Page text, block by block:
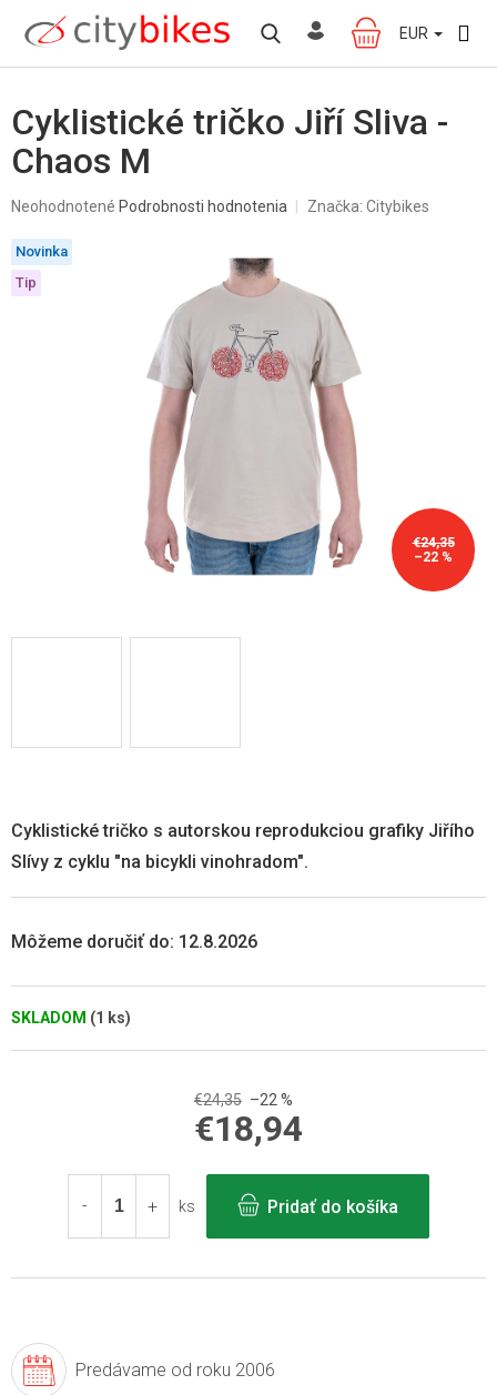
obsah
NÁKUPNÝ
KOŠÍK
EUR
Cyklistické tričko Jiří Sliva -
Chaos M
Priemerné
produktu
je
0,0
Neohodnotené Podrobnosti hodnotenia Značka: Citybikes
€24,35
–22 %
Novinka
Tip
SKLADOM (1 ks)
Môžeme doručiť do: 12.8.2026
Cyklistické tričko s autorskou reprodukciou grafiky Jiřího
Slívy z cyklu "na bicykli vinohradom".
€24,35 –22 %
€18,94
cena:
ks
Pridať do košíka
Predávame od roku 2006